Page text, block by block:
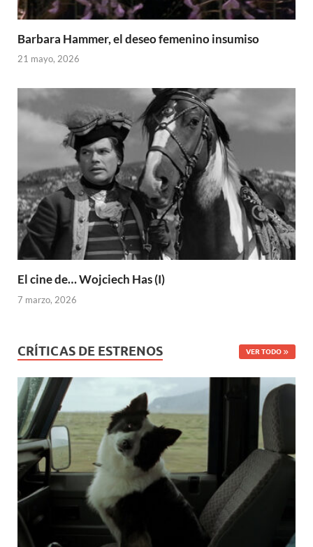
Barbara Hammer, el deseo femenino insumiso
21 mayo, 2026
El cine de… Wojciech Has (I)
7 marzo, 2026
CRÍTICAS DE ESTRENOS VER TODO